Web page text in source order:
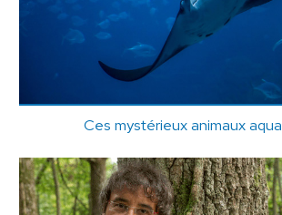
Ces mystérieux animaux